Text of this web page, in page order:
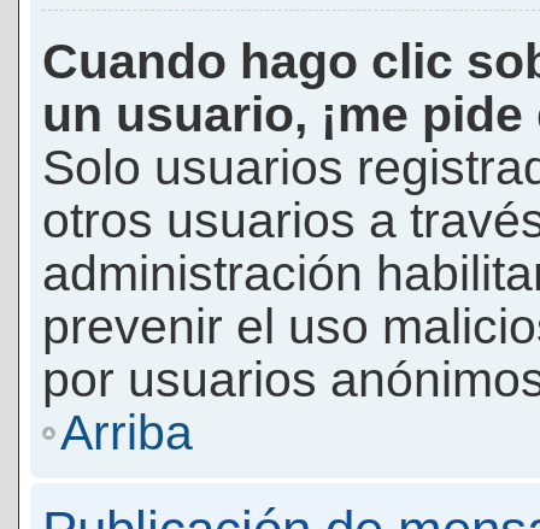
Cuando hago clic
un usuario, ¡me
Solo usuarios
otros usuarios a
administración
prevenir el uso
por usuarios
Arriba